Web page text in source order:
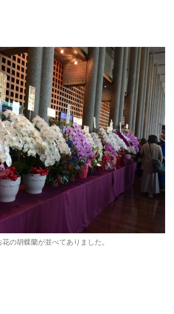
の胡蝶蘭が並べてありました。